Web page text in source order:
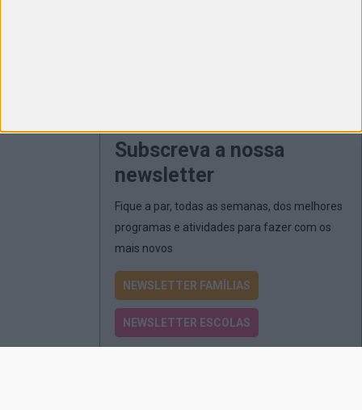
Subscreva a nossa
newsletter
Fique a par, todas as semanas, dos melhores
programas e atividades para fazer com os
mais novos
NEWSLETTER FAMÍLIAS
NEWSLETTER ESCOLAS